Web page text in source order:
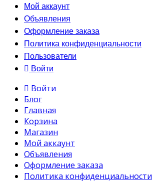
Мой аккаунт
Объявления
Оформление заказа
Политика конфиденциальности
Пользователи
Войти
Войти
Блог
Главная
Корзина
Магазин
Мой аккаунт
Объявления
Оформление заказа
Политика конфиденциальности